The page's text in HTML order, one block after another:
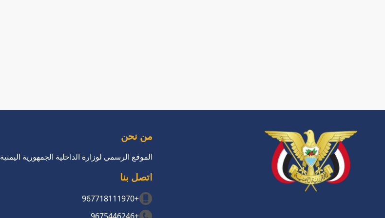
من نحن
الموقع الرسمي لوزارة الداخلية الجمهورية اليمنية
اتصل بنا
+967718111970